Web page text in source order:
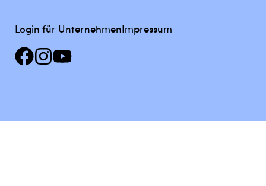
Login für UnternehmenImpressum